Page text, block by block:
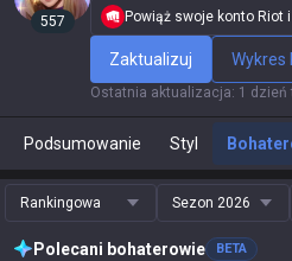
557
Powiąż swoje konto Riot
Zaktualizuj Wykres
Ostatnia aktualizacja: 1 dzień
Podsumowanie Styl
Rankingowa Sezon 2026
Polecani bohaterowie BETA